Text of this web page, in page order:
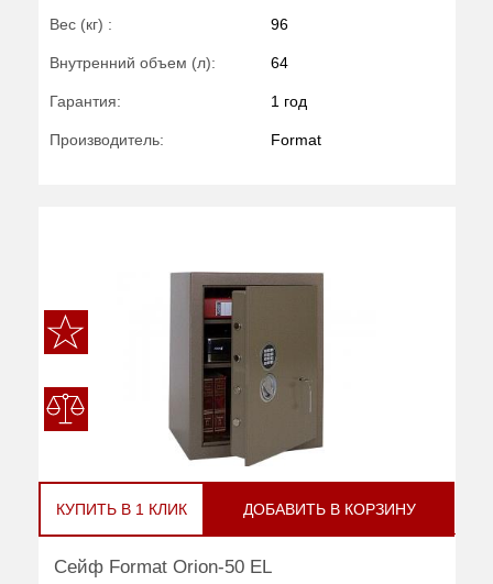
Вес (кг) : 96
Внутренний объем (л): 64
Гарантия: 1 год
Производитель: Format
КУПИТЬ В 1 КЛИК ДОБАВИТЬ В КОРЗИНУ
Сейф Format Orion-50 EL